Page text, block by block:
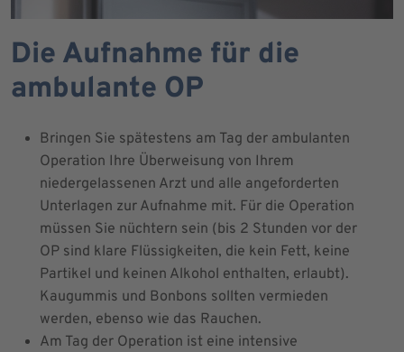
Die Aufnahme für die
ambulante OP
Bringen Sie spätestens am Tag der ambulanten
Operation Ihre Überweisung von Ihrem
niedergelassenen Arzt und alle angeforderten
Unterlagen zur Aufnahme mit. Für die Operation
müssen Sie nüchtern sein (bis 2 Stunden vor der
OP sind klare Flüssigkeiten, die kein Fett, keine
Partikel und keinen Alkohol enthalten, erlaubt).
Kaugummis und Bonbons sollten vermieden
werden, ebenso wie das Rauchen.
Am Tag der Operation ist eine intensive